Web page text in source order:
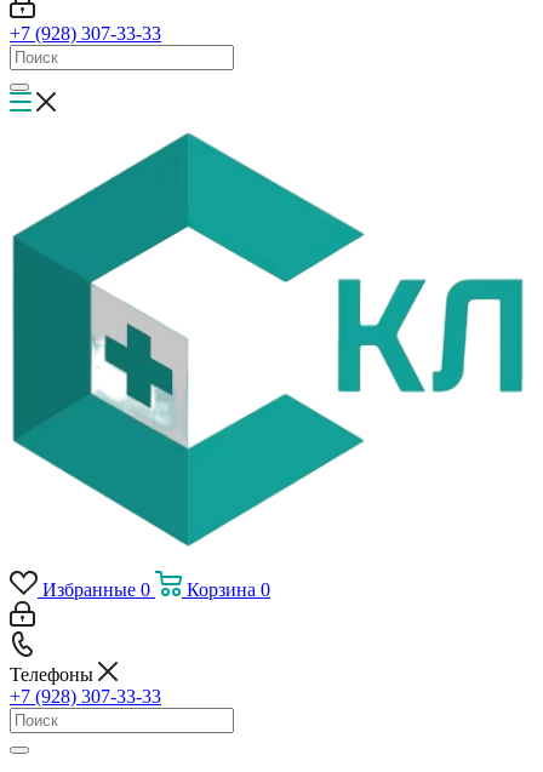
+7 (928) 307-33-33
Избранные 0 Корзина 0
Телефоны
+7 (928) 307-33-33